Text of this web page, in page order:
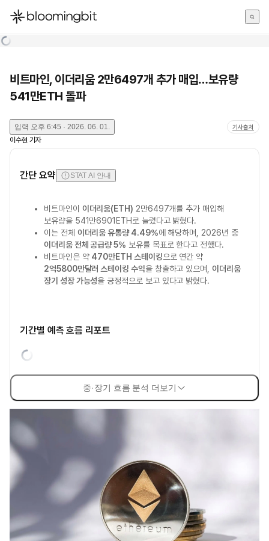
한국어
비트마인, 이더리움 2만6497개 추가 매입…보유량
541만ETH 돌파
입력 오후 6:45 · 2026. 06. 01. 기사출처
이수현 기자
간단 요약 STAT AI 안내
비트마인이 이더리움(ETH) 2만6497개를 추가 매입해
보유량을 541만6901ETH로 늘렸다고 밝혔다.
이는 전체 이더리움 유통량 4.49%에 해당하며, 2026년 중
이더리움 전체 공급량 5% 보유를 목표로 한다고 전했다.
비트마인은 약 470만ETH 스테이킹으로 연간 약
2억5800만달러 스테이킹 수익을 창출하고 있으며, 이더리움
장기 성장 가능성을 긍정적으로 보고 있다고 밝혔다.
기간별 예측 흐름 리포트
중·장기 흐름 분석 더보기